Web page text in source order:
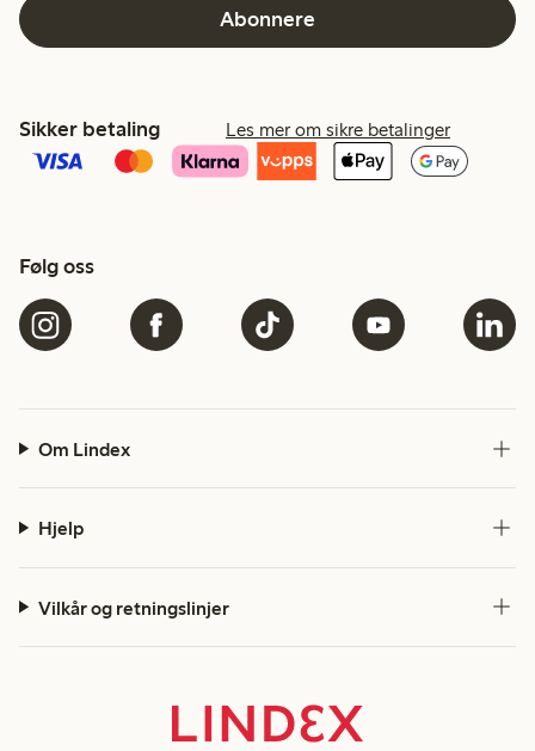
Abonnere
Sikker betaling Les mer om sikre betalinger
Følg oss
Om Lindex
Hjelp
Vilkår og retningslinjer